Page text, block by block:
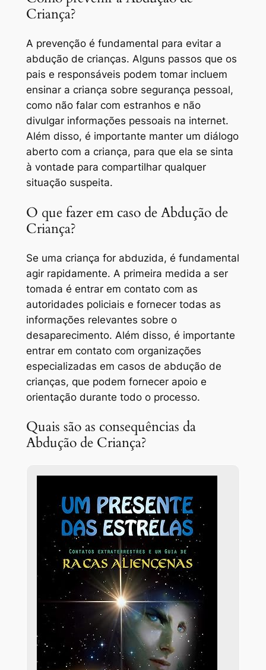
Criança?
A prevenção é fundamental para evitar a
abdução de crianças. Alguns passos que os
pais e responsáveis podem tomar incluem
ensinar a criança sobre segurança pessoal,
como não falar com estranhos e não
divulgar informações pessoais na internet.
Além disso, é importante manter um diálogo
aberto com a criança, para que ela se sinta
à vontade para compartilhar qualquer
situação suspeita.
O que fazer em caso de Abdução de
Criança?
Se uma criança for abduzida, é fundamental
agir rapidamente. A primeira medida a ser
tomada é entrar em contato com as
autoridades policiais e fornecer todas as
informações relevantes sobre o
desaparecimento. Além disso, é importante
entrar em contato com organizações
especializadas em casos de abdução de
crianças, que podem fornecer apoio e
orientação durante todo o processo.
Quais são as consequências da
Abdução de Criança?